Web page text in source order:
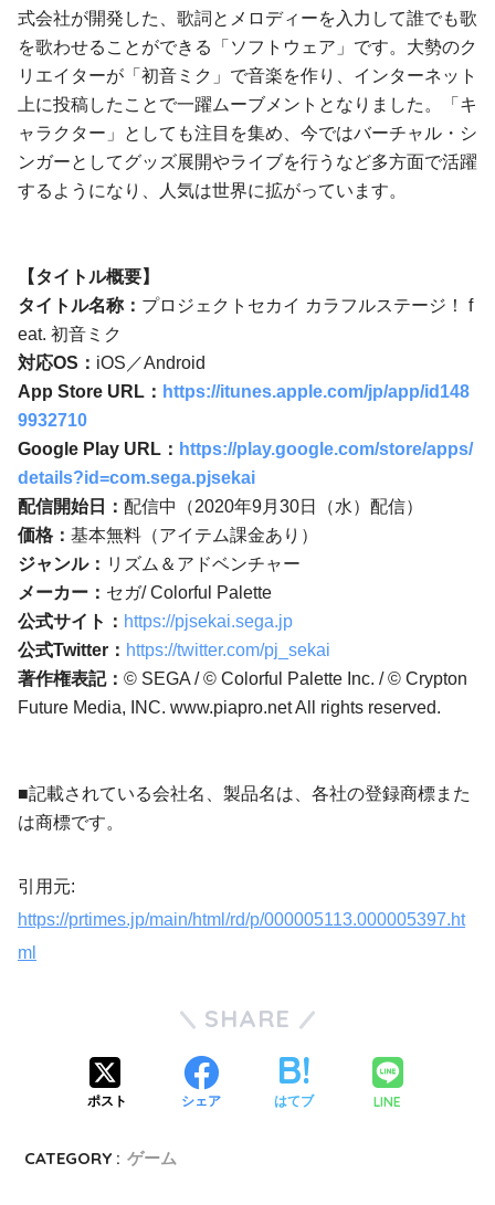
式会社が開発した、歌詞とメロディーを入力して誰でも歌
を歌わせることができる「ソフトウェア」です。大勢のク
リエイターが「初音ミク」で音楽を作り、インターネット
上に投稿したことで一躍ムーブメントとなりました。「キ
ャラクター」としても注目を集め、今ではバーチャル・シ
ンガーとしてグッズ展開やライブを行うなど多方面で活躍
するようになり、人気は世界に拡がっています。
【タイトル概要】
タイトル名称： プロジェクトセカイ カラフルステージ！ f
eat. 初音ミク
対応OS： iOS／Android
App Store URL： https://itunes.apple.com/jp/app/id148
9932710
Google Play URL： https://play.google.com/store/apps/
details?id=com.sega.pjsekai
配信開始日： 配信中（2020年9月30日（水）配信）
価格： 基本無料（アイテム課金あり）
ジャンル： リズム＆アドベンチャー
メーカー： セガ/ Colorful Palette
公式サイト： https://pjsekai.sega.jp
公式Twitter： https://twitter.com/pj_sekai
著作権表記： © SEGA / © Colorful Palette Inc. / © Crypton
Future Media, INC. www.piapro.net All rights reserved.
■記載されている会社名、製品名は、各社の登録商標また
は商標です。
引用元:
https://prtimes.jp/main/html/rd/p/000005113.000005397.ht
ml
SHARE
ポスト シェア はてブ LINE
CATEGORY : ゲーム